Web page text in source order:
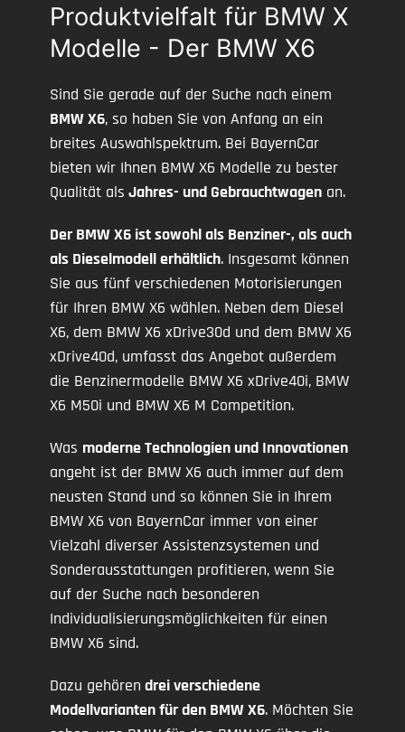
Produktvielfalt für BMW X
Modelle - Der BMW X6
Sind Sie gerade auf der Suche nach einem
BMW X6, so haben Sie von Anfang an ein
breites Auswahlspektrum. Bei BayernCar
bieten wir Ihnen BMW X6 Modelle zu bester
Qualität als Jahres- und Gebrauchtwagen an.
Der BMW X6 ist sowohl als Benziner-, als auch
als Dieselmodell erhältlich. Insgesamt können
Sie aus fünf verschiedenen Motorisierungen
für Ihren BMW X6 wählen. Neben dem Diesel
X6, dem BMW X6 xDrive30d und dem BMW X6
xDrive40d, umfasst das Angebot außerdem
die Benzinermodelle BMW X6 xDrive40i, BMW
X6 M50i und BMW X6 M Competition.
Was moderne Technologien und Innovationen
angeht ist der BMW X6 auch immer auf dem
neusten Stand und so können Sie in Ihrem
BMW X6 von BayernCar immer von einer
Vielzahl diverser Assistenzsystemen und
Sonderausstattungen profitieren, wenn Sie
auf der Suche nach besonderen
Individualisierungsmöglichkeiten für einen
BMW X6 sind.
Dazu gehören drei verschiedene
Modellvarianten für den BMW X6. Möchten Sie